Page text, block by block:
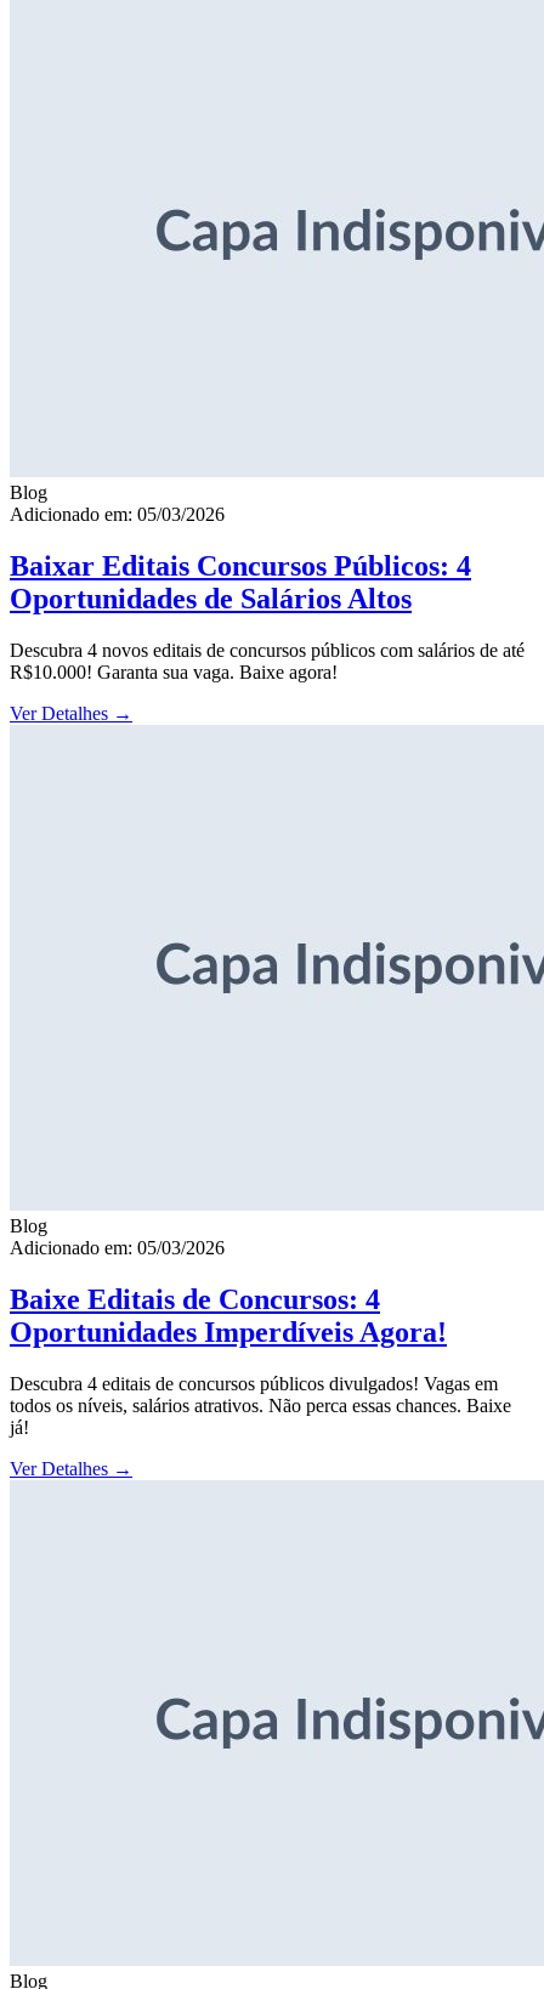
Blog
Adicionado em: 05/03/2026
Baixar Editais Concursos Públicos: 4
Oportunidades de Salários Altos
Descubra 4 novos editais de concursos públicos com salários de até
R$10.000! Garanta sua vaga. Baixe agora!
Ver Detalhes →
Blog
Adicionado em: 05/03/2026
Baixe Editais de Concursos: 4
Oportunidades Imperdíveis Agora!
Descubra 4 editais de concursos públicos divulgados! Vagas em
todos os níveis, salários atrativos. Não perca essas chances. Baixe
já!
Ver Detalhes →
Blog